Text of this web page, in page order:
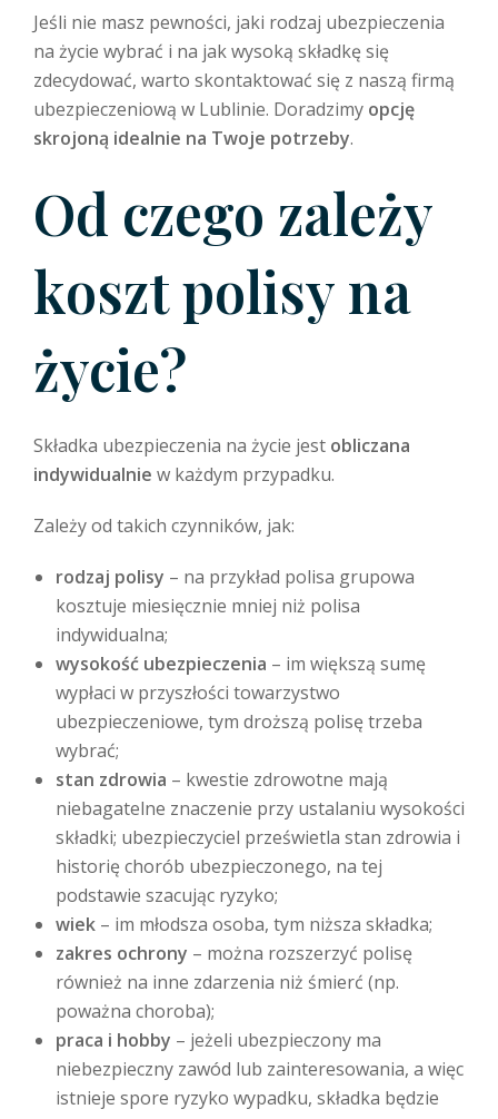
Jeśli nie masz pewności, jaki rodzaj ubezpieczenia
na życie wybrać i na jak wysoką składkę się
zdecydować, warto skontaktować się z naszą firmą
ubezpieczeniową w Lublinie. Doradzimy opcję
skrojoną idealnie na Twoje potrzeby.
Od czego zależy
koszt polisy na
życie?
Składka ubezpieczenia na życie jest obliczana
indywidualnie w każdym przypadku.
Zależy od takich czynników, jak:
rodzaj polisy – na przykład polisa grupowa
kosztuje miesięcznie mniej niż polisa
indywidualna;
wysokość ubezpieczenia – im większą sumę
wypłaci w przyszłości towarzystwo
ubezpieczeniowe, tym droższą polisę trzeba
wybrać;
stan zdrowia – kwestie zdrowotne mają
niebagatelne znaczenie przy ustalaniu wysokości
składki; ubezpieczyciel prześwietla stan zdrowia i
historię chorób ubezpieczonego, na tej
podstawie szacując ryzyko;
wiek – im młodsza osoba, tym niższa składka;
zakres ochrony – można rozszerzyć polisę
również na inne zdarzenia niż śmierć (np.
poważna choroba);
praca i hobby – jeżeli ubezpieczony ma
niebezpieczny zawód lub zainteresowania, a więc
istnieje spore ryzyko wypadku, składka będzie